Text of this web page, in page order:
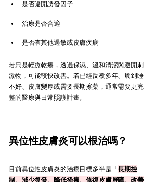
是否避開誘發因子
治療是否合適
是否有其他過敏或皮膚疾病
若只是輕微乾癢，透過保濕、溫和清潔與避開刺
激物，可能較快改善。若已經反覆多年、癢到睡
不好、皮膚變厚或需要長期擦藥，通常需要更完
整的醫療與日常照護計畫。
異位性皮膚炎可以根治嗎？
目前異位性皮膚炎的治療目標多半是「長期控
制、減少復發、降低搔癢、修復皮膚屏障、改善